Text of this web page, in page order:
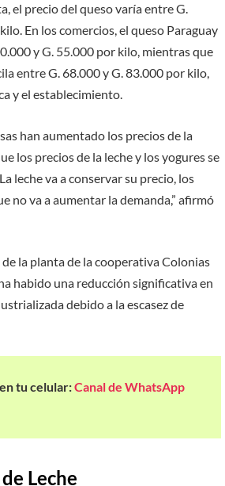
el precio del queso varía entre G.
En los comercios, el queso Paraguay
y G. 55.000 por kilo, mientras que
entre G. 68.000 y G. 83.000 por kilo,
y el establecimiento.
han aumentado los precios de la
los precios de la leche y los yogures se
leche va a conservar su precio, los
no va a aumentar la demanda,” afirmó
la planta de la cooperativa Colonias
habido una reducción significativa en
debido a la escasez de
tu celular:Canal de WhatsApp
Leche